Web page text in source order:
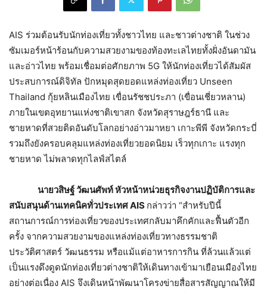
AIS ร่วมต้อนรับนักท่องเที่ยวทั้งชาวไทย และชาวต่างชาติ ในช่วง
ซัมเมอร์หน้าร้อนกับความสวยงามของท้องทะเลไทยทั้งฝั่งอันดามัน
และอ่าวไทย พร้อมเชื่อมต่อศักยภาพ 5G ให้นักท่องเที่ยวได้สัมผัส
ประสบการณ์ดิจิทัล ปักหมุดสุดยอดแหล่งท่องเที่ยว Unseen
Thailand กุ้ยหลินเมืองไทย เขื่อนรัชชประภา (เขื่อนเชี่ยวหลาน)
ภายในเขตอุทยานแห่งชาติเขาสก จังหวัดสุราษฎร์ธานี และ
ชายหาดที่สวยติดอันดับโลกอย่างอ่าวมาหยา เกาะพีพี จังหวัดกระบี่
รวมถึงยังครอบคลุมแหล่งท่องเที่ยวยอดนิยม เร็วทุกเกาะ แรงทุก
ชายหาด ไม่พลาดทุกไลฟ์สไตล์
นายวสิษฐ์ วัฒนศัพท์ หัวหน้าหน่วยธุรกิจงานปฏิบัติการและ
สนับสนุนด้านเทคนิคทั่วประเทศAIS กล่าวว่า “สำหรับปีนี้
สถานการณ์การท่องเที่ยวของประเทศกลับมาคึกคักและฟื้นตัวอีก
ครั้ง จากความสวยงามของแหล่งท่องเที่ยวทางธรรมชาติ
ประวัติศาสตร์ วัฒนธรรม หรือแม้แต่อาหารการกิน ที่ล้วนแล้วแต่
เป็นแรงดึงดูดนักท่องเที่ยวต่างชาติให้เดินทางเข้ามาเยือนเมืองไทย
อย่างต่อเนื่อง AIS จึงเดินหน้าพัฒนาโครงข่ายสื่อสารสัญญาณให้มี